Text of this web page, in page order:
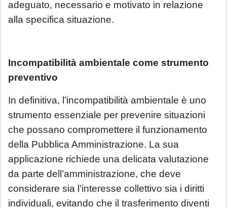
adeguato, necessario e motivato in relazione
alla specifica situazione.
Incompatibilità ambientale come strumento
preventivo
In definitiva, l’incompatibilità ambientale è uno
strumento essenziale per prevenire situazioni
che possano compromettere il funzionamento
della Pubblica Amministrazione. La sua
applicazione richiede una delicata valutazione
da parte dell’amministrazione, che deve
considerare sia l’interesse collettivo sia i diritti
individuali, evitando che il trasferimento diventi